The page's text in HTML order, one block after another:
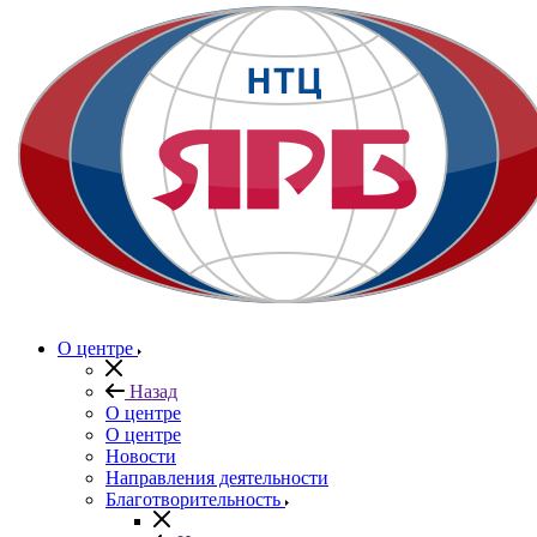
О центре
Назад
О центре
О центре
Новости
Направления деятельности
Благотворительность